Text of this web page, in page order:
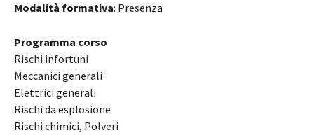
Modalità formativa: Presenza
Programma corso
Rischi infortuni
Meccanici generali
Elettrici generali
Rischi da esplosione
Rischi chimici, Polveri